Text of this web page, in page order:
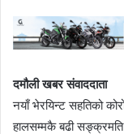
दमौली खबर संवाददाता
नयाँ भेरयिन्ट सहतिको
हालसम्मकै बढी सङ्क्रमति